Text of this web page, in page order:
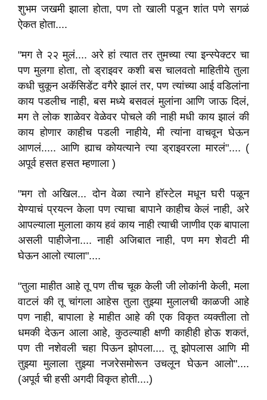
शुभम जखमी झाला होता, पण तो खाली पडून शांत पणे सगळं
ऐकत होता....
"मग ते २२ मुलं.... अरे हां त्यात तर तुमच्या त्या इन्स्पेक्टर चा
पण मुलगा होता, तो ड्राइवर कशी बस चालवतो माहितीये तुला
कधी चुकून अकॅसिडेंट वगैरे झालं तर, पण त्यांच्या आई वडिलांना
काय पडलीच नाही, बस मध्ये बसवलं मुलांना आणि जाऊ दिलं,
मग ते लोक शाळेवर वेळेवर पोचले की नाही मधी काय झालं की
काय होणार काहीच पडली नाहीये, मी त्यांना वाचवून घेऊन
आणलं..... आणि ह्याच कोयत्याने त्या ड्राइवरला मारलं".... (
अपूर्व हसत हसत म्हणाला )
"मग तो अखिल... दोन वेळा त्याने हॉस्टेल मधून घरी पळून
येण्याचं प्रयत्न केला पण त्याचा बापाने काहीच केलं नाही, अरे
आपल्याला मुलाला काय हवं काय नाही त्याची जाणीव एक बापाला
असली पाहीजेना.... नाही अजिबात नाही, पण मग शेवटी मी
घेऊन आलो त्याला"....
"तुला माहीत आहे तू पण तीच चूक केली जी लोकांनी केली, मला
वाटलं की तू चांगला आहेस तुला तुझ्या मुलालची काळजी आहे
पण नाही, बापाला हे माहीत आहे की एक विकृत व्यक्तीला तो
धमकी देऊन आला आहे, कुठल्याही क्षणी काहीही होऊ शकतं,
पण ती नशेवली चहा पिऊन झोपला.... तू झोपलास आणि मी
तुझ्या मुलाला तुझ्या नजरेसमोरून उचलून घेऊन आलो"....
(अपूर्व ची हसी अगदी विकृत होती....)